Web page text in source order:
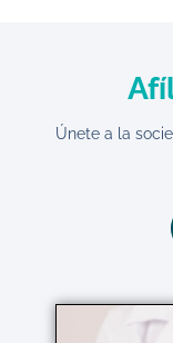
Únete a la